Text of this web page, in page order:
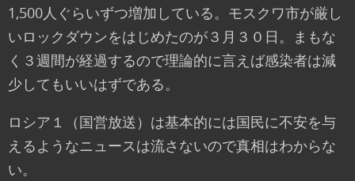
1,500人ぐらいずつ増加している。モスクワ市が厳し
いロックダウンをはじめたのが３月３０日。まもな
く３週間が経過するので理論的に言えば感染者は減
少してもいいはずである。
ロシア１（国営放送）は基本的には国民に不安を与
えるようなニュースは流さないので真相はわからな
い。